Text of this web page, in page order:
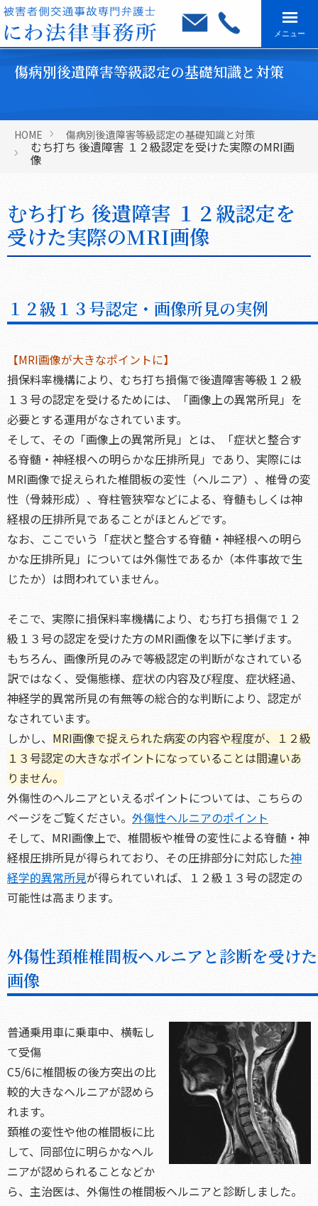
メニュー
傷病別後遺障害等級認定の基礎知識と対策
HOME 傷病別後遺障害等級認定の基礎知識と対策
むち打ち 後遺障害 １２級認定を受けた実際のMRI画
像
むち打ち 後遺障害 １２級認定を
受けた実際のMRI画像
１２級１３号認定・画像所見の実例
【MRI画像が大きなポイントに】
損保料率機構により、むち打ち損傷で後遺障害等級１２級
１３号の認定を受けるためには、「画像上の異常所見」を
必要とする運用がなされています。
そして、その「画像上の異常所見」とは、「症状と整合す
る脊髄・神経根への明らかな圧排所見」であり、実際には
MRI画像で捉えられた椎間板の変性（ヘルニア）、椎骨の変
性（骨棘形成）、脊柱管狭窄などによる、脊髄もしくは神
経根の圧排所見であることがほとんどです。
なお、ここでいう「症状と整合する脊髄・神経根への明ら
かな圧排所見」については外傷性であるか（本件事故で生
じたか）は問われていません。
そこで、実際に損保料率機構により、むち打ち損傷で１２
級１３号の認定を受けた方のMRI画像を以下に挙げます。
もちろん、画像所見のみで等級認定の判断がなされている
訳ではなく、受傷態様、症状の内容及び程度、症状経過、
神経学的異常所見の有無等の総合的な判断により、認定が
なされています。
しかし、 MRI画像で捉えられた病変の内容や程度が、１２級
１３号認定の大きなポイントになっていることは間違いあ
りません。
外傷性のヘルニアといえるポイントについては、こちらの
ページをご覧ください。 外傷性ヘルニアのポイント
そして、MRI画像上で、椎間板や椎骨の変性による脊髄・神
経根圧排所見が得られており、その圧排部分に対応した神
経学的異常所見が得られていれば、１２級１３号の認定の
可能性は高まります。
外傷性頚椎椎間板ヘルニアと診断を受けた
画像
普通乗用車に乗車中、横転し
て受傷
C5/6に椎間板の後方突出の比
較的大きなヘルニアが認めら
れます。
頚椎の変性や他の椎間板に比
して、同部位に明らかなヘル
ニアが認められることなどか
ら、主治医は、外傷性の椎間板ヘルニアと診断しました。